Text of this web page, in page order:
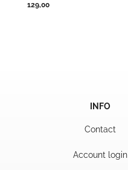
129,00
INFO
Contact
Account login